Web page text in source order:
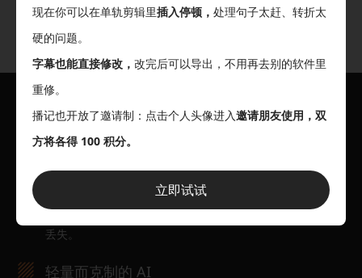
为什么选择播记？
播记专注于一件事：让播客创作变得稳定、简单而可靠。
稳定、顺畅的编辑体验
创作本身。
你的创作资产始终安全
每一次更新都保持向后兼容，确保历史项目与剪辑成果不会
丢失。
轻量而克制的 AI
现在你可以在单轨剪辑里插入停顿， 处理句子太赶、转折太
硬的问题。
字幕也能直接修改， 改完后可以导出，不用再去别的软件里
重修。
播记也开放了邀请制：点击个人头像进入邀请朋友使用，双
方将各得 100 积分。
立即试试